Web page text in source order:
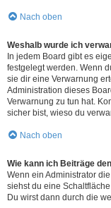
Nach oben
Weshalb wurde ich
In jedem Board gibt es
festgelegt werden. Wenn
sie dir eine Verwarnung
Administration dieses
Verwarnung zu tun hat.
sicher bist, wieso du
Nach oben
Wie kann ich Beiträge
Wenn ein Administrator
siehst du eine
Du wirst dann durch die